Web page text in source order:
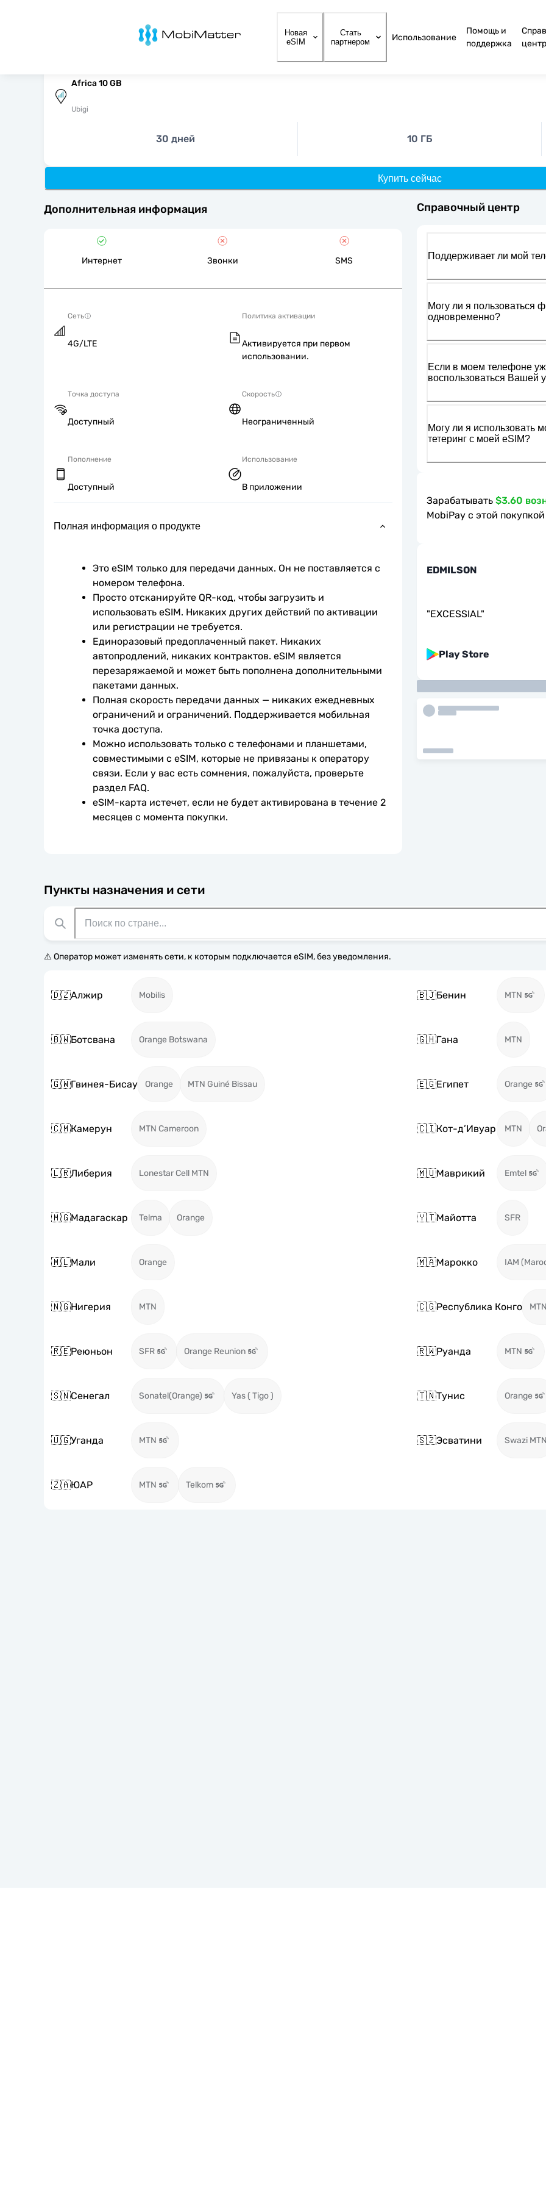
MobiMatter
Новая
eSIM
Стать
партнером
Использование
Помощь и
поддержка
Africa 10 GB
Ubigi
30 дней 10 ГБ
Купить сейчас
Дополнительная информация
Интернет Звонки SMS
Сеть
4G/LTE
Политика активации
Активируется при первом
использовании.
Точка доступа
Доступный
Скорость
Неограниченный
Пополнение
Доступный
Использование
В приложении
Полная информация о продукте
Это eSIM только для передачи данных. Он не поставляется с
номером телефона.
Просто отсканируйте QR-код, чтобы загрузить и
использовать eSIM. Никаких других действий по активации
или регистрации не требуется.
Единоразовый предоплаченный пакет. Никаких
автопродлений, никаких контрактов. eSIM является
перезаряжаемой и может быть пополнена дополнительными
пакетами данных.
Полная скорость передачи данных — никаких ежедневных
ограничений и ограничений. Поддерживается мобильная
точка доступа.
Можно использовать только с телефонами и планшетами,
совместимыми с eSIM, которые не привязаны к оператору
связи. Если у вас есть сомнения, пожалуйста, проверьте
раздел FAQ.
eSIM-карта истечет, если не будет активирована в течение 2
месяцев с момента покупки.
Пункты назначения и сети
⚠️ Оператор может изменять сети, к которым подключается eSIM, без уведомления.
🇩🇿Алжир Mobilis 🇧🇯Бенин MTN
🇧🇼Ботсвана Orange Botswana 🇬🇭Гана MTN
🇬🇼Гвинея-Бисау Orange MTN Guiné Bissau 🇪🇬Египет Orange
🇨🇲Камерун MTN Cameroon 🇨🇮Кот-д’Ивуар MTN
🇱🇷Либерия Lonestar Cell MTN 🇲🇺Маврикий Emtel
🇲🇬Мадагаскар Telma Orange 🇾🇹Майотта SFR
🇲🇱Мали Orange 🇲🇦Марокко IAM
🇳🇬Нигерия MTN 🇨🇬Республика Конго
🇷🇪Реюньон SFR Orange Reunion 🇷🇼Руанда MTN
🇸🇳Сенегал Sonatel(Orange) Yas ( Tigo ) 🇹🇳Тунис Orange
🇺🇬Уганда MTN 🇸🇿Эсватини Swazi
🇿🇦ЮАР MTN Telkom
Справочный центр
Поддерживает ли мой
Могу ли я пользоваться
одновременно?
Если в моем телефоне
воспользоваться Вашей
Могу ли я использовать
тетеринг с моей eSIM?
Зарабатывать $3.60
MobiPay с этой покупкой
EDMILSON
"EXCESSIAL"
Play Store